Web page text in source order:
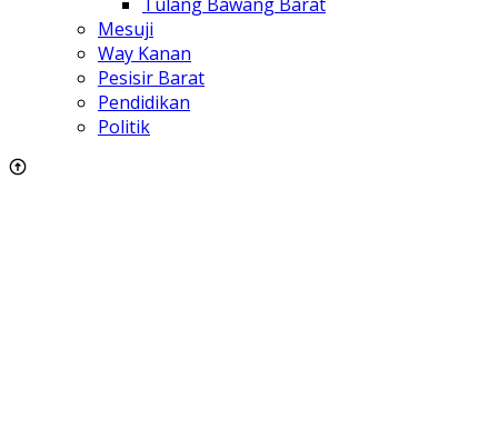
Mesuji
Way Kanan
Pesisir Barat
Pendidikan
Politik